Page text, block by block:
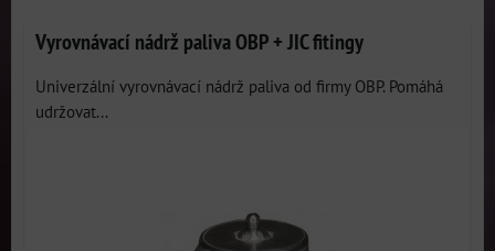
Vyrovnávací nádrž paliva OBP + JIC fitingy
Univerzální vyrovnávací nádrž paliva od firmy OBP. Pomáhá
udržovat...